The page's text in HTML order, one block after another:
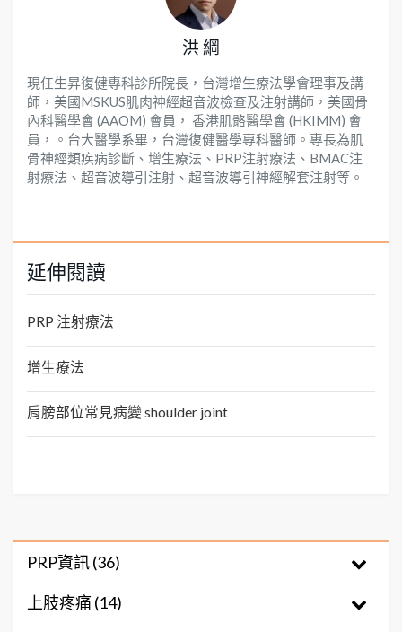
洪 綱
現任生昇復健專科診所院長，台灣增生療法學會理事及講
師，美國MSKUS肌肉神經超音波檢查及注射講師，美國骨
內科醫學會 (AAOM) 會員， 香港肌骼醫學會 (HKIMM) 會
員，。台大醫學系畢，台灣復健醫學專科醫師。專長為肌
骨神經類疾病診斷、增生療法、PRP注射療法、BMAC注
射療法、超音波導引注射、超音波導引神經解套注射等。
延伸閱讀
PRP 注射療法
增生療法
肩膀部位常見病變 shoulder joint
PRP資訊 (36)
上肢疼痛 (14)